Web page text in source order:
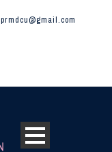
prmdcu@gmail.com